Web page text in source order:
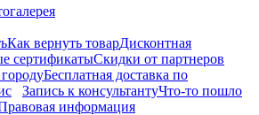
Как вернуть товарДисконтная
сертификатыСкидки от партнеров
Бесплатная доставка по
Запись к консультантуЧто-то пошло
информация